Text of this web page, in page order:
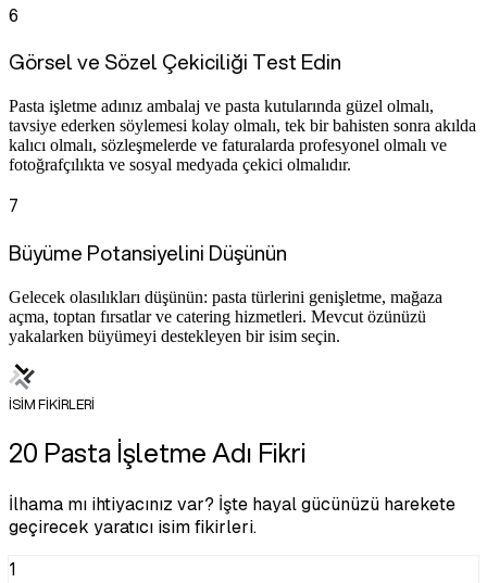
6
Görsel ve Sözel Çekiciliği Test Edin
Pasta işletme adınız ambalaj ve pasta kutularında güzel olmalı,
tavsiye ederken söylemesi kolay olmalı, tek bir bahisten sonra akılda
kalıcı olmalı, sözleşmelerde ve faturalarda profesyonel olmalı ve
fotoğrafçılıkta ve sosyal medyada çekici olmalıdır.
7
Büyüme Potansiyelini Düşünün
Gelecek olasılıkları düşünün: pasta türlerini genişletme, mağaza
açma, toptan fırsatlar ve catering hizmetleri. Mevcut özünüzü
yakalarken büyümeyi destekleyen bir isim seçin.
İSİM FİKİRLERİ
20 Pasta İşletme Adı Fikri
İlhama mı ihtiyacınız var? İşte hayal gücünüzü harekete
geçirecek yaratıcı isim fikirleri.
1